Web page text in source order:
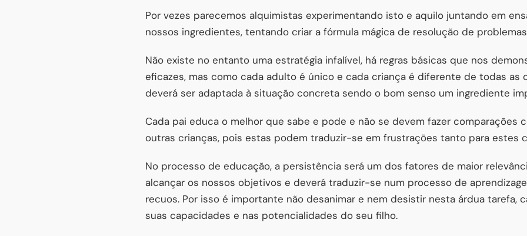
Por vezes parecemos alquimistas experimentando isto e aquilo juntando em
nossos ingredientes, tentando criar a fórmula mágica de resolução de
Não existe no entanto uma estratégia infalível, há regras básicas que nos
eficazes, mas como cada adulto é único e cada criança é diferente de todas as
deverá ser adaptada à situação concreta sendo o bom senso um ingrediente
Cada pai educa o melhor que sabe e pode e não se devem fazer comparações
outras crianças, pois estas podem traduzir-se em frustrações tanto para estes
No processo de educação, a persistência será um dos fatores de maior
alcançar os nossos objetivos e deverá traduzir-se num processo de
recuos. Por isso é importante não desanimar e nem desistir nesta árdua tarefa,
suas capacidades e nas potencialidades do seu filho.